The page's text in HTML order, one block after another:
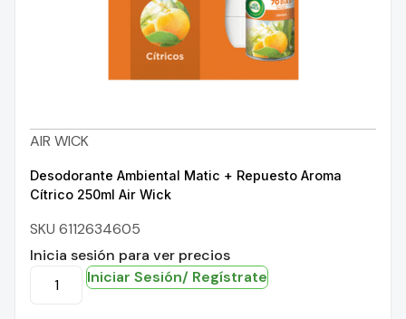
AIR WICK
Desodorante Ambiental Matic + Repuesto Aroma
Cítrico 250ml Air Wick
SKU 6112634605
Inicia sesión para ver precios
Iniciar Sesión/ Regístrate